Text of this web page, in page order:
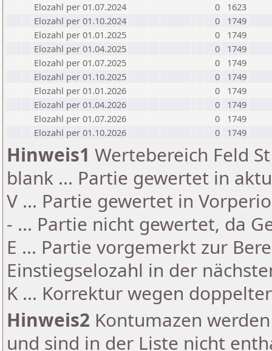
Elozahl per 01.07.2024
0
1623
Elozahl per 01.10.2024
0
1749
Elozahl per 01.01.2025
0
1749
Elozahl per 01.04.2025
0
1749
Elozahl per 01.07.2025
0
1749
Elozahl per 01.10.2025
0
1749
Elozahl per 01.01.2026
0
1749
Elozahl per 01.04.2026
0
1749
Elozahl per 01.07.2026
0
1749
Elozahl per 01.10.2026
0 1749
Hinweis1 Wertebereich Feld
blank ... Partie gewertet in
V ... Partie gewertet in
- ... Partie nicht gewertet, da
E ... Partie vorgemerkt zur
Einstiegselozahl in der
K ... Korrektur wegen
Hinweis2 Kontumazen
und sind in der Liste nicht